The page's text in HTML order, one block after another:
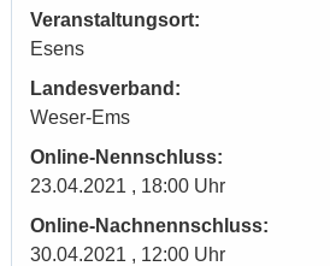
Veranstaltungsort:
Esens
Landesverband:
Weser-Ems
Online-Nennschluss:
23.04.2021 , 18:00 Uhr
Online-Nachnennschluss:
30.04.2021 , 12:00 Uhr